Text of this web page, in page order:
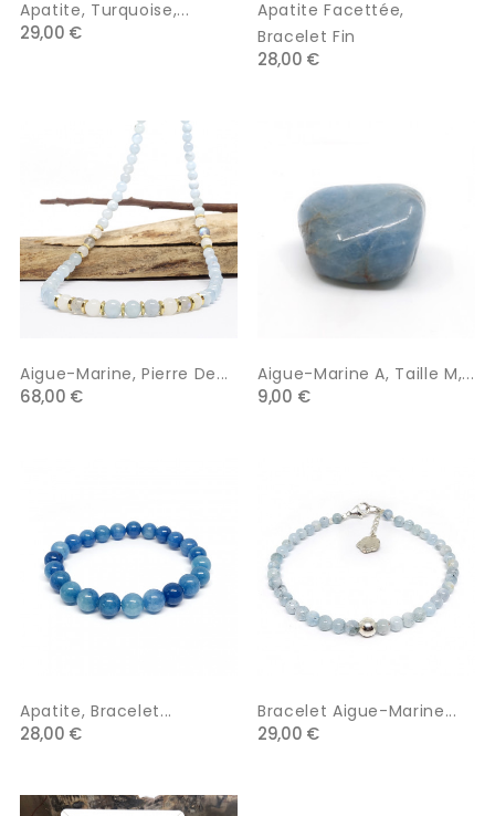
Apatite, Turquoise,...
29,00 €
Apatite Facettée,
Bracelet Fin
28,00 €
Aigue-Marine, Pierre De...
68,00 €
Aigue-Marine A, Taille M,...
9,00 €
Apatite, Bracelet...
28,00 €
Bracelet Aigue-Marine...
29,00 €